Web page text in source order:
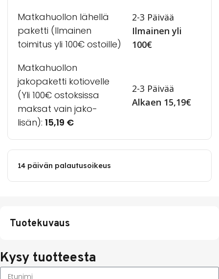
Matkahuollon lähellä
paketti (Ilmainen
toimitus yli 100€ ostoille)
2-3 Päivää
Ilmainen yli
100€
Matkahuollon
jakopaketti kotiovelle
(Yli 100€ ostoksissa
maksat vain jako-
lisän): 15,19 €
2-3 Päivää
Alkaen 15,19€
14 päivän palautusoikeus
Tuotekuvaus
Kysy tuotteesta